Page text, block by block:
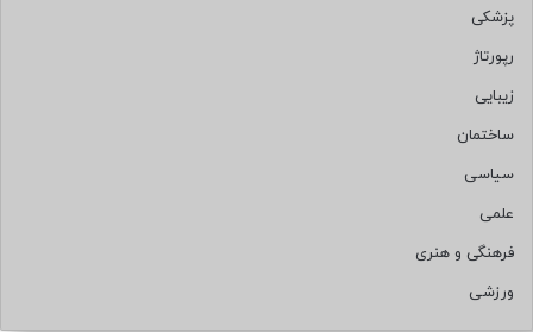
پزشکی
رپورتاژ
زیبایی
ساختمان
سیاسی
علمی
فرهنگی و هنری
ورزشی